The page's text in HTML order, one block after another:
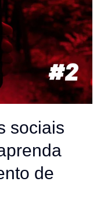
sociais
de